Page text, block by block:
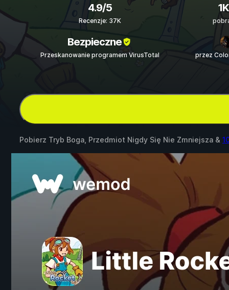
4.9/5
Recenzje: 37K
Bezpieczne
Przeskanowanie programem VirusTotal przez
Pobierz Tryb Boga, Przedmiot Nigdy Się Nie Zmniejsza &